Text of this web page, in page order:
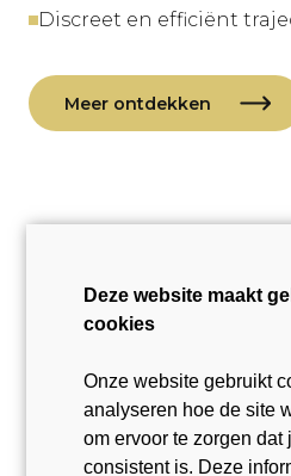
Discreet en efficiënt
Meer ontdekken
Deze website maakt
cookies
Onze website gebruikt
analyseren hoe de site
om ervoor te zorgen dat
consistent is. Deze